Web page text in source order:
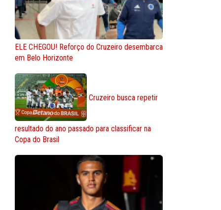
ELE CHEGOU! Reforço do Cruzeiro desembarca
em Belo Horizonte
Cruzeiro busca repetir
resultado do ano passado para classificar na
Copa do Brasil